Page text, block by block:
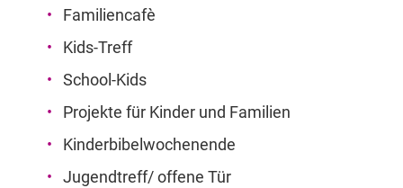
Familiencafè
Kids-Treff
School-Kids
Projekte für Kinder und Familien
Kinderbibelwochenende
Jugendtreff/ offene Tür